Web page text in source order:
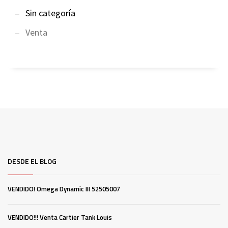
Sin categoría
Venta
DESDE EL BLOG
VENDIDO! Omega Dynamic III 52505007
VENDIDO!!! Venta Cartier Tank Louis